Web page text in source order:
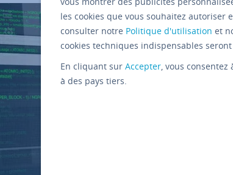
les cookies que vous souhaitez
consulter notre Politique d'utilisation et
cookies techniques indispensables
En cliquant sur Accepter, vous
à des pays tiers.